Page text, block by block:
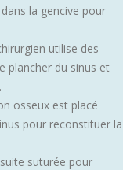
la gencive pour
utilise des
plancher du sinus et
osseux est placé
pour reconstituer la
suturée pour